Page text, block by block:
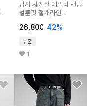
남자 사계절 데일리 밴딩
벌룬핏 절개라인
BDKP001
26,800 42%
쿠폰
1